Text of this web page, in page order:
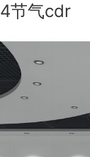
节气cdr